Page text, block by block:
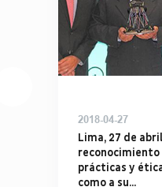
2018-04-27
Lima, 27 de
reconocimiento
prácticas y
como a su...